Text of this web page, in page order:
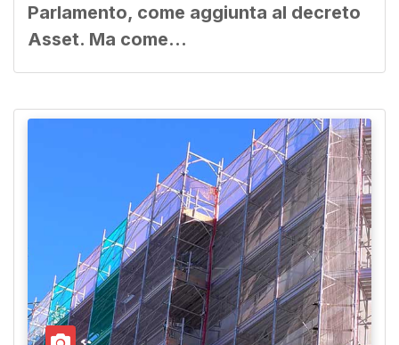
Parlamento, come aggiunta al decreto
Asset. Ma come…